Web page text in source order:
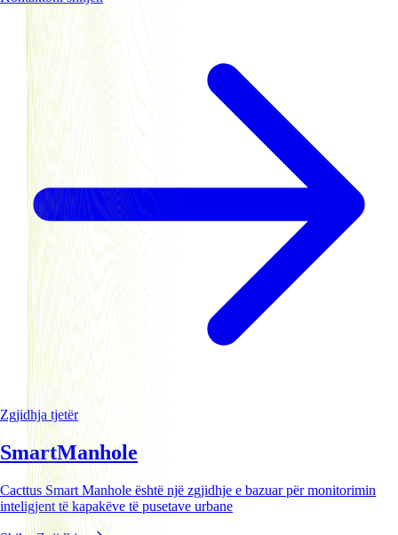
Zgjidhja tjetër
SmartManhole
Cacttus Smart Manhole është një zgjidhje e bazuar për monitorimin
inteligjent të kapakëve të pusetave urbane